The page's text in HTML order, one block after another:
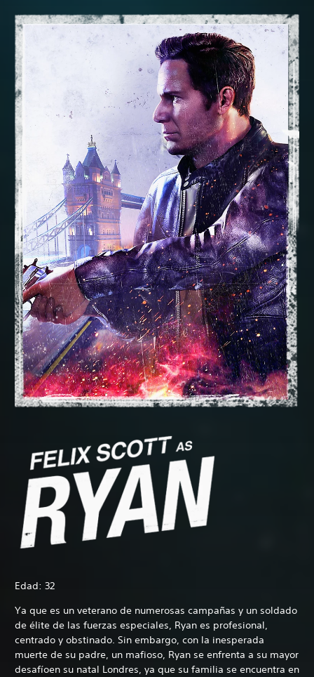
Edad: 32
Ya que es un veterano de numerosas campañas y un soldado
de élite de las fuerzas especiales, Ryan es profesional,
centrado y obstinado. Sin embargo, con la inesperada
muerte de su padre, un mafioso, Ryan se enfrenta a su mayor
desafíoen su natal Londres, ya que su familia se encuentra en